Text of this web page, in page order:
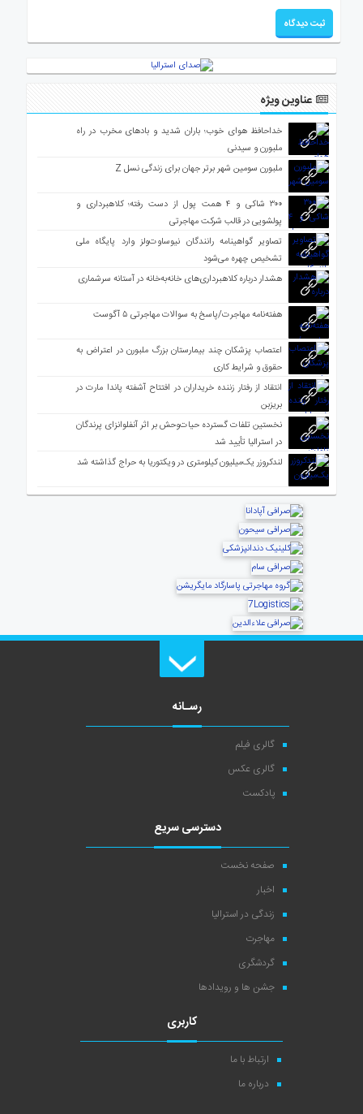
عناوین ویژه
خداحافظ هوای خوب؛ باران شدید و بادهای مخرب در راه
ملبورن و سیدنی
ملبورن سومین شهر برتر جهان برای زندگی نسل Z
۳۰۰ شاکی و ۴ همت پول از دست رفته؛ کلاهبرداری و
پولشویی در قالب شرکت مهاجرتی
تصاویر گواهینامه رانندگان نیوساوت‌ولز وارد پایگاه ملی
تشخیص چهره می‌شود
هشدار درباره کلاهبرداری‌های خانه‌به‌خانه در آستانه سرشماری
هفته‌نامه مهاجرت/پاسخ به سوالات مهاجرتی ۵ آگوست
اعتصاب پزشکان چند بیمارستان بزرگ ملبورن در اعتراض به
حقوق و شرایط کاری
انتقاد از رفتار زننده خریداران در افتتاح آشفته پاندا مارت در
بریزبن
نخستین تلفات گسترده حیات‌وحش بر اثر آنفلوانزای پرندگان
در استرالیا تأیید شد
لندکروزر یک‌میلیون کیلومتری در ویکتوریا به حراج گذاشته شد
رسـانه
گالری فیلم
گالری عکس
پادکست
دسترسی سریع
صفحه نخست
اخبار
زندگی در استرالیا
مهاجرت
گردشگری
جشن ها و رویدادها
کاربری
ارتباط با ما
درباره ما